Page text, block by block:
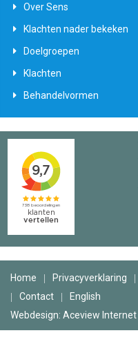
Over Sens
Klachten nader bekeken
Doelgroepen
Klachten
Behandelvormen
Home Privacyverklaring
Contact
English
Webdesign: Aceview Internet